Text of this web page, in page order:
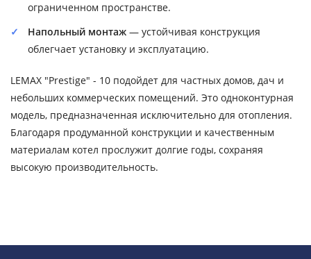
ограниченном пространстве.
Напольный монтаж — устойчивая конструкция
облегчает установку и эксплуатацию.
LEMAX "Prestige" - 10 подойдет для частных домов, дач и
небольших коммерческих помещений. Это одноконтурная
модель, предназначенная исключительно для отопления.
Благодаря продуманной конструкции и качественным
материалам котел прослужит долгие годы, сохраняя
высокую производительность.